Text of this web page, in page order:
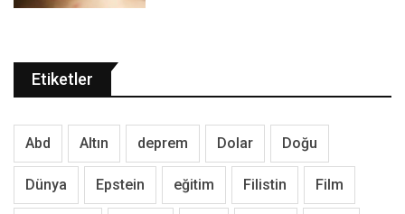
Etiketler
Abd Altın deprem Dolar Doğu
Dünya Epstein eğitim Filistin Film